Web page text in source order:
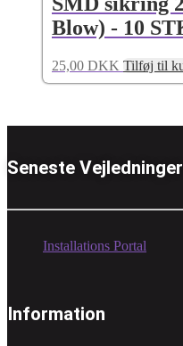
Blow) - 10
25,00 DKK Tilføj til
Seneste Vejledninger
Installations Portal
Information